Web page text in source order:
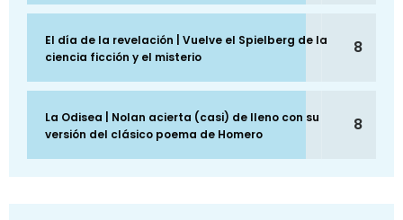
El día de la revelación | Vuelve el Spielberg de la
ciencia ficción y el misterio
8
La Odisea | Nolan acierta (casi) de lleno con su
versión del clásico poema de Homero
8